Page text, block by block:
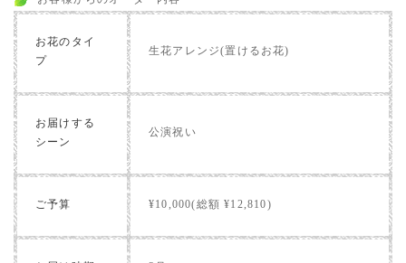
お花のタイ
プ
生花アレンジ(置けるお花)
お届けする
シーン
公演祝い
ご予算 ¥10,000(総額 ¥12,810)